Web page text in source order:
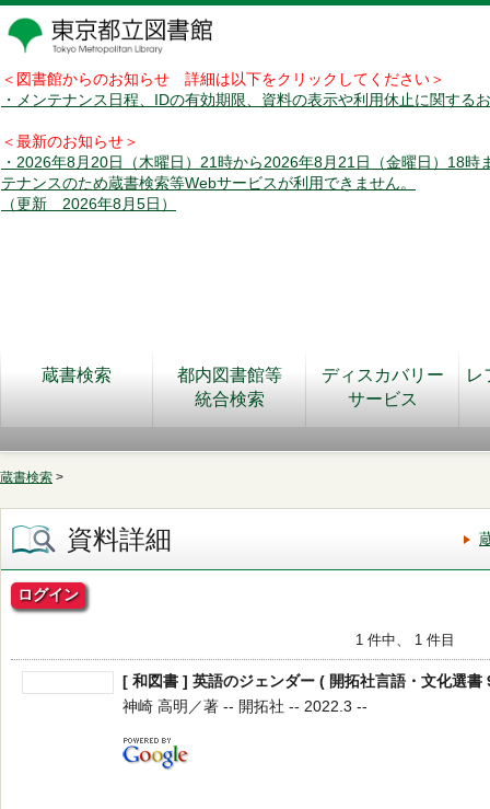
＜図書館からのお知らせ 詳細は以下をクリックしてください＞
・メンテナンス日程、IDの有効期限、資料の表示や利用休止に関する
＜最新のお知らせ＞
・2026年8月20日（木曜日）21時から2026年8月21日（金曜日）18時
テナンスのため蔵書検索等Webサービスが利用できません。
（更新 2026年8月5日）
蔵書検索
都内図書館等
統合検索
ディスカバリー
サービス
レ
蔵書検索 >
資料詳細
ログイン
1 件中、 1 件目
[ 和図書 ] 英語のジェンダー ( 開拓社言語・文化選書
神崎 高明／著 -- 開拓社 -- 2022.3 --